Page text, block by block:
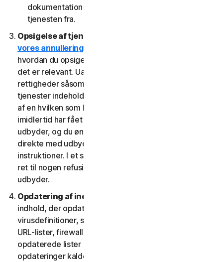
dokumentation fra den udbyder, som du har fået
tjenesten fra.
Opsigelse af tjenester.
vores annullerings- og refusionspolitik
hvordan du opsiger tjenesten og får en refusion, hvis
det er relevant. Uafhængigt af lovbestemte
rettigheder såsom afmeldingsrettigheder kan visse
tjenester indeholde en tilbagebetalingsgaranti, hvis du
af en hvilken som helst grund ikke er tilfreds. Hvis du
imidlertid har fået ret til at bruge tjenesten gennem en
udbyder, og du ønsker at annullere, skal du gøre det
direkte med udbyderen ved at følge denne udbyders
instruktioner. I et sådant tilfælde har du muligvis ikke
ret til nogen refusion af os af gebyrer, du betaler til en
udbyder.
Opdatering af indhold.
indhold, der opdateres med jævne mellemrum, såsom
virusdefinitioner, spywaredefinitioner, antispamregler,
URL-lister, firewallregler, data om sikkerhedshuller og
opdaterede lister over godkendte websteder. Disse
opdateringer kaldes under ét "indholdsopdateringer".